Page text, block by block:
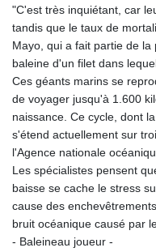
"C'est très inquiétant, car
tandis que le taux de
Mayo, qui a fait partie de
baleine d'un filet dans
Ces géants marins se
de voyager jusqu'à 1.600
naissance. Ce cycle, dont
s'étend actuellement sur
l'Agence nationale
Les spécialistes pensent
baisse se cache le stress
cause des
bruit océanique causé par
- Baleineau joueur -